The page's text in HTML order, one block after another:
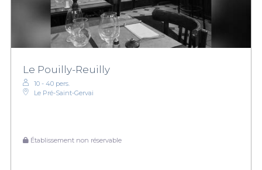
Le Pouilly-Reuilly
10 - 40 pers.
Le Pré-Saint-Gervai
Établissement non réservable